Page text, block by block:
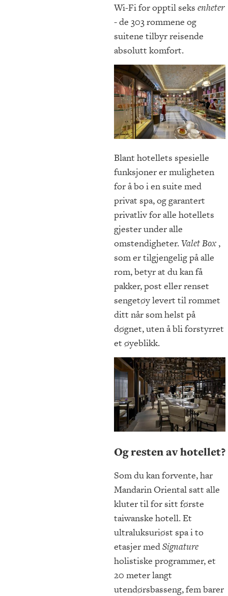
Wi-Fi for opptil seks enheter
- de 303 rommene og
suitene tilbyr reisende
absolutt komfort.
Blant hotellets spesielle
funksjoner er muligheten
for å bo i en suite med
privat spa, og garantert
privatliv for alle hotellets
gjester under alle
omstendigheter.Valet Box ,
som er tilgjengelig på alle
rom, betyr at du kan få
pakker, post eller renset
sengetøy levert til rommet
ditt når som helst på
døgnet, uten å bli forstyrret
et øyeblikk.
Og resten av hotellet?
Som du kan forvente, har
Mandarin Oriental satt alle
kluter til for sitt første
taiwanske hotell. Et
ultraluksuriøst spa i to
etasjer medSignature
holistiske programmer, et
20 meter langt
utendørsbasseng, fem barer